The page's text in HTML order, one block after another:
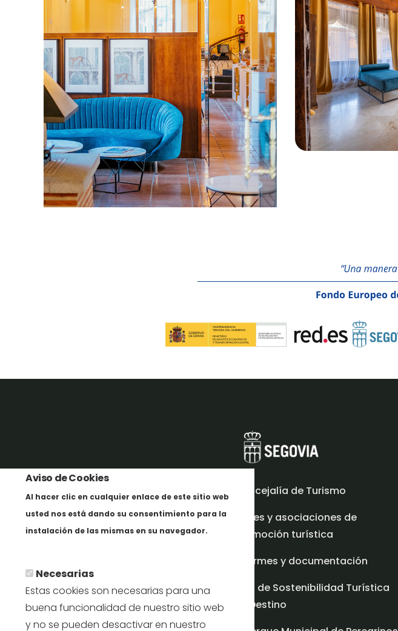
Aviso de Cookies
Al hacer clic en cualquier enlace de este sitio web
usted nos está dando su consentimiento para la
instalación de las mismas en su navegador.
Necesarias
Estas cookies son necesarias para una
buena funcionalidad de nuestro sitio web
y no se pueden desactivar en nuestro
Concejalía de Turismo
Redes y asociaciones de
promoción turística
Informes y documentación
Plan de Sostenibilidad Turística
en Destino